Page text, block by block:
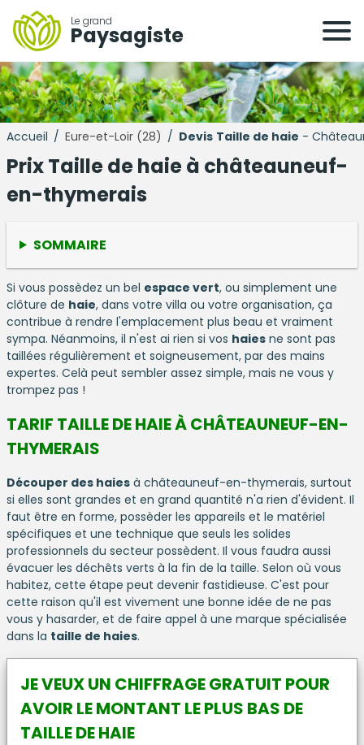
Le grand
Paysagiste
Accueil / Eure-et-Loir (28) / Devis Taille de haie -
Prix Taille de haie à châteauneuf-
en-thymerais
SOMMAIRE
Si vous possèdez un bel espace vert, ou simplement une
clôture de haie, dans votre villa ou votre organisation, ça
contribue à rendre l'emplacement plus beau et vraiment
sympa. Néanmoins, il n'est ai rien si vos haies ne sont pas
taillées régulièrement et soigneusement, par des mains
expertes. Celà peut sembler assez simple, mais ne vous y
trompez pas !
TARIF TAILLE DE HAIE À CHÂTEAUNEUF-EN-
THYMERAIS
Découper des haies à châteauneuf-en-thymerais, surtout
si elles sont grandes et en grand quantité n'a rien d'évident. Il
faut être en forme, possèder les appareils et le matériel
spécifiques et une technique que seuls les solides
professionnels du secteur possèdent. Il vous faudra aussi
évacuer les déchêts verts à la fin de la taille. Selon où vous
habitez, cette étape peut devenir fastidieuse. C'est pour
cette raison qu'il est vivement une bonne idée de ne pas
vous y hasarder, et de faire appel à une marque spécialisée
dans la taille de haies.
JE VEUX UN CHIFFRAGE GRATUIT POUR
AVOIR LE MONTANT LE PLUS BAS DE
TAILLE DE HAIE